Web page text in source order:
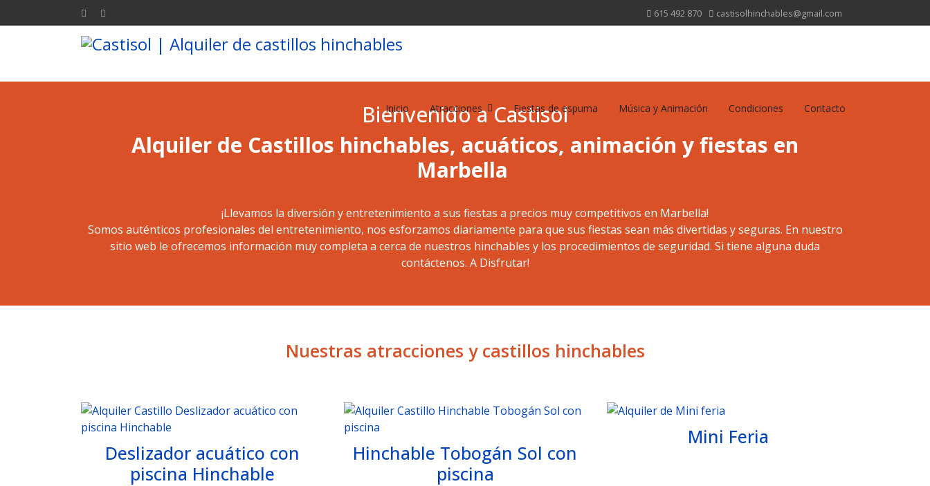
615 492 870 castisolhinchables@gmail.com
Inicio Atracciones Fiestas de espuma Música y Animación Condiciones Contacto
Bienvenido a Castisol
Alquiler de Castillos hinchables, acuáticos, animación y fiestas en
Marbella
¡Llevamos la diversión y entretenimiento a sus fiestas a precios muy competitivos en Marbella!
Somos auténticos profesionales del entretenimiento, nos esforzamos diariamente para que sus fiestas sean más divertidas y seguras. En nuestro
sitio web le ofrecemos información muy completa a cerca de nuestros hinchables y los procedimientos de seguridad. Si tiene alguna duda
contáctenos. A Disfrutar!
Nuestras atracciones y castillos hinchables
Deslizador acuático con
piscina Hinchable
Hinchable Tobogán Sol con
piscina
Mini Feria